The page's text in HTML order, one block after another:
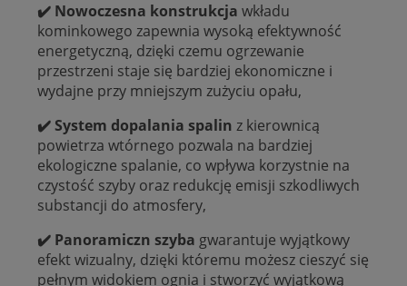
✔️ Nowoczesna konstrukcja wkładu
kominkowego zapewnia wysoką efektywność
energetyczną, dzięki czemu ogrzewanie
przestrzeni staje się bardziej ekonomiczne i
wydajne przy mniejszym zużyciu opału,
✔️ System dopalania spalin z kierownicą
powietrza wtórnego pozwala na bardziej
ekologiczne spalanie, co wpływa korzystnie na
czystość szyby oraz redukcję emisji szkodliwych
substancji do atmosfery,
✔️ Panoramiczn szyba gwarantuje wyjątkowy
efekt wizualny, dzięki któremu możesz cieszyć się
pełnym widokiem ognia i stworzyć wyjątkową